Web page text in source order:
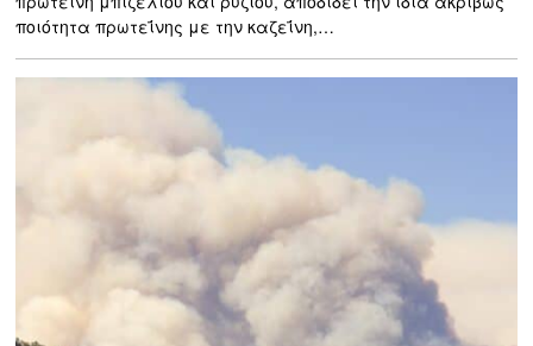
ποιότητα πρωτεΐνης με την καζεΐνη,…